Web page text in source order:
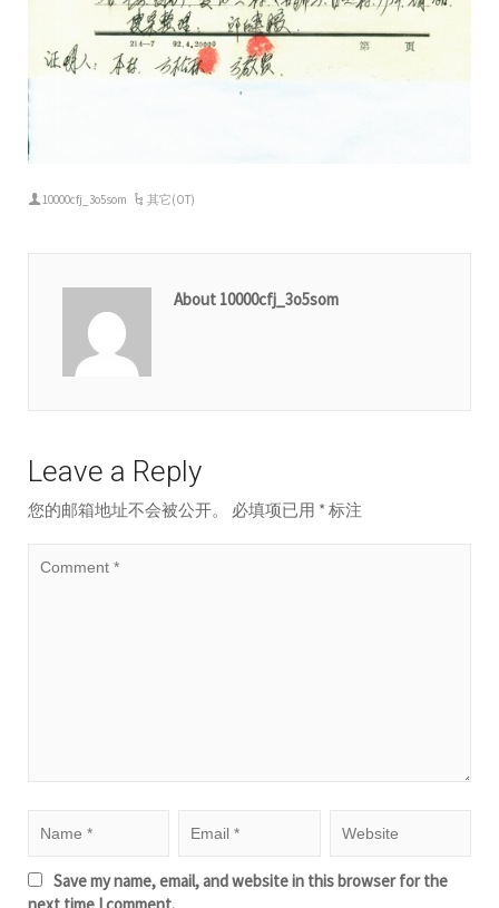
10000cfj_3o5som 其它(OT)
About 10000cfj_3o5som
Leave a Reply
您的邮箱地址不会被公开。 必填项已用 *标注
Save my name, email, and website in this browser for the